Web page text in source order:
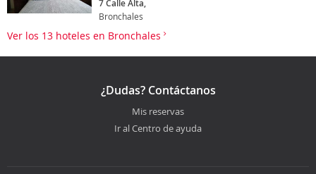
7 Calle Alta,
Bronchales
Ver los 13 hoteles en Bronchales
¿Dudas? Contáctanos
Mis reservas
Ir al Centro de ayuda